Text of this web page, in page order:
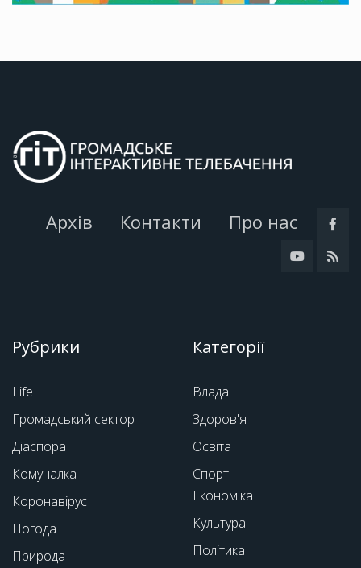
Архів Контакти Про нас
Рубрики
Life
Громадський сектор
Діаспора
Комуналка
Коронавірус
Погода
Природа
Категорії
Влада
Здоров'я
Освіта
Спорт
Економіка
Культура
Політика